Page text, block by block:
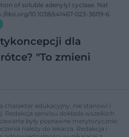
of soluble adenylyl cyclase. Nat
doi.org/10.1038/s41467-023-36119-6
dla
"To zmieni
charakter edukacyjny, nie stanowi i
Redakcja serwisu dokłada wszelkich
były poprawne merytorycznie,
należy do lekarza. Redakcja i